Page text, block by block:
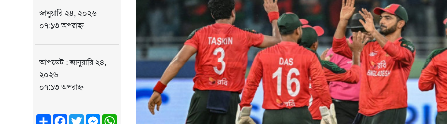
জানুয়ারি ২৪, ২০২৬
০৭:১৩ অপরাহ্ন
আপডেট : জানুয়ারি ২৪,
২০২৬
০৭:১৩ অপরাহ্ন
ShareFacebook
TwitterMessengerWhatsApp